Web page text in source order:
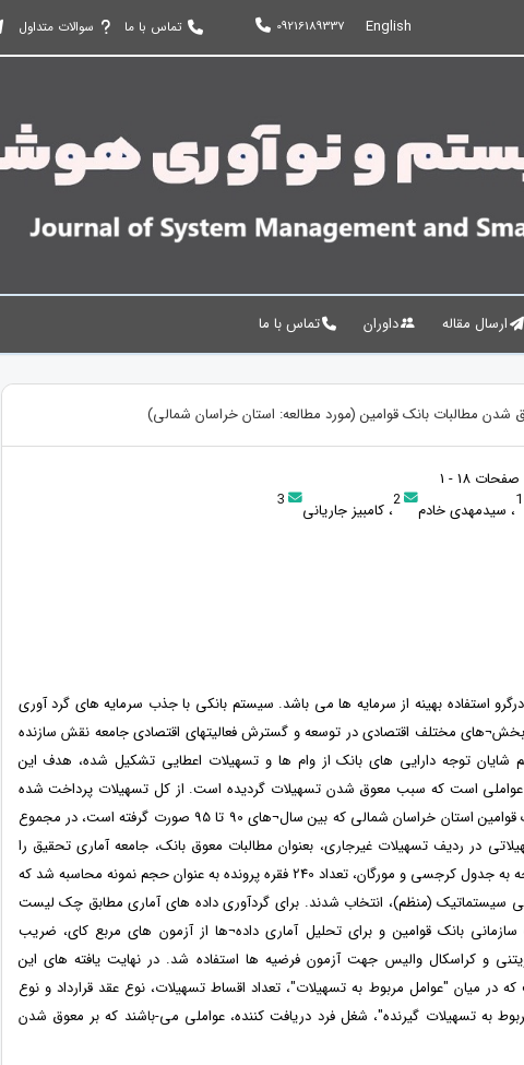
English
09216189337 تماس با ما سوالات متداول
ارسال مقاله داوران تماس با ما
شدن مطالبات بانک قوامین (مورد مطالعه: استان خراسان شمالی)
1، سیدمهدی خادم 2، کامبیز جاریانی 3
استفاده بهینه از سرمایه ها می باشد. سیستم بانکی با جذب سرمایه های گرد آوری
مختلف اقتصادی در توسعه و گسترش فعالیتهای اقتصادی جامعه نقش سازنده
شایان توجه دارایی های بانک از وام ها و تسهیلات اعطایی تشکیل شده، هدف این
است که سبب معوق شدن تسهیلات گردیده است. از کل تسهیلات پرداخت شده
به اشخاص حقیقی در بانک قوامین استان خراسان شمالی که بین سال¬های 90 تا 95 صورت گرفته است، در مجموع
تسهیلاتی در ردیف تسهیلات غیرجاری، بعنوان مطالبات معوق بانک، جامعه آماری تحقیق را
تشکیل داده است که با توجه به جدول کرجسی و مورگان، تعداد 240 فقره پرونده به عنوان حجم نمونه محاسبه شد که
سیستماتیک (منظم)، انتخاب شدند. برای گردآوری داده های آماری مطابق چک لیست
بانک قوامین و برای تحلیل آماری داده¬ها از آزمون های مربع کای، ضریب
و کراسکال والیس جهت آزمون فرضیه ها استفاده شد. در نهایت یافته های این
میان "عوامل مربوط به تسهیلات"، تعداد اقساط تسهیلات، نوع عقد قرارداد و نوع
به تسهیلات گیرنده"، شغل فرد دریافت کننده، عواملی می-باشند که بر معوق شدن